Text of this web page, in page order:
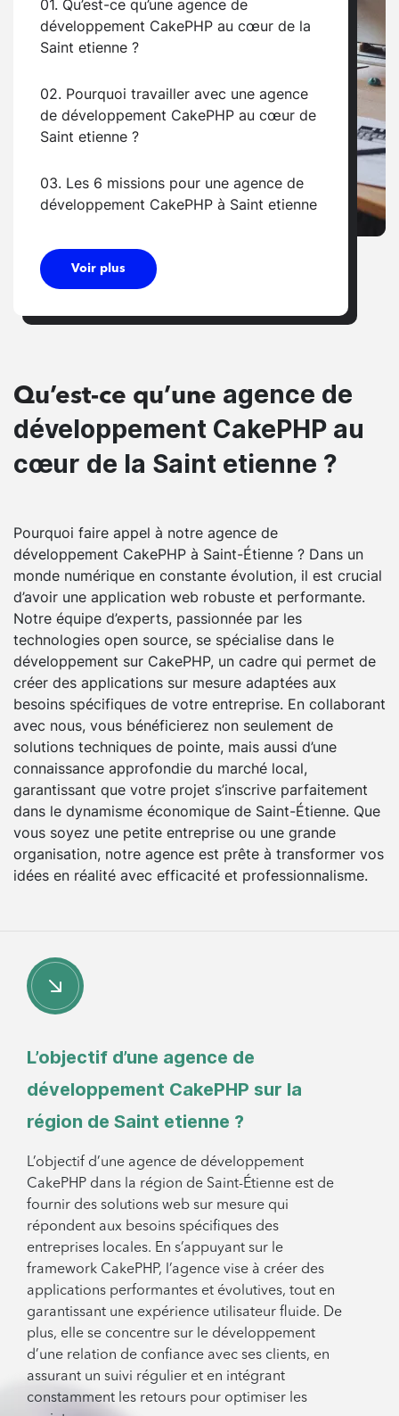
01. Qu’est-ce qu’une agence de
développement CakePHP au cœur de la
Saint etienne ?
02. Pourquoi travailler avec une agence
de développement CakePHP au cœur de
Saint etienne ?
03. Les 6 missions pour une agence de
développement CakePHP à Saint etienne
Voir plus
Qu’est-ce qu’une agence de
développement CakePHP au
cœur de la Saint etienne ?
Pourquoi faire appel à notre agence de
développement CakePHP à Saint-Étienne ? Dans un
monde numérique en constante évolution, il est crucial
d’avoir une application web robuste et performante.
Notre équipe d’experts, passionnée par les
technologies open source, se spécialise dans le
développement sur CakePHP, un cadre qui permet de
créer des applications sur mesure adaptées aux
besoins spécifiques de votre entreprise. En collaborant
avec nous, vous bénéficierez non seulement de
solutions techniques de pointe, mais aussi d’une
connaissance approfondie du marché local,
garantissant que votre projet s’inscrive parfaitement
dans le dynamisme économique de Saint-Étienne. Que
vous soyez une petite entreprise ou une grande
organisation, notre agence est prête à transformer vos
idées en réalité avec efficacité et professionnalisme.
L’objectif d’une agence de
développement CakePHP sur la
région de Saint etienne ?
L’objectif d’une agence de développement
CakePHP dans la région de Saint-Étienne est de
fournir des solutions web sur mesure qui
répondent aux besoins spécifiques des
entreprises locales. En s’appuyant sur le
framework CakePHP, l’agence vise à créer des
applications performantes et évolutives, tout en
garantissant une expérience utilisateur fluide. De
plus, elle se concentre sur le développement
d’une relation de confiance avec ses clients, en
assurant un suivi régulier et en intégrant
constamment les retours pour optimiser les